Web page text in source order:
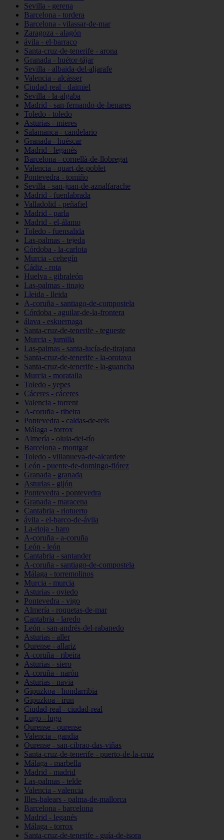
Sevilla - gerena
Barcelona - tordera
Barcelona - vilassar-de-mar
Zaragoza - alagón
ávila - el-barraco
Santa-cruz-de-tenerife - arona
Granada - huétor-tájar
Sevilla - albaida-del-aljarafe
Valencia - alcàsser
Ciudad-real - daimiel
Sevilla - la-algaba
Madrid - san-fernando-de-henares
Toledo - toledo
Asturias - mieres
Salamanca - candelario
Granada - huéscar
Madrid - leganés
Barcelona - cornellà-de-llobregat
Valencia - quart-de-poblet
Pontevedra - tomiño
Sevilla - san-juan-de-aznalfarache
Madrid - fuenlabrada
Valladolid - peñafiel
Madrid - parla
Madrid - el-álamo
Toledo - fuensalida
Las-palmas - tejeda
Córdoba - la-carlota
Murcia - cehegín
Cádiz - rota
Huelva - gibraleón
Las-palmas - tinajo
Lleida - lleida
A-coruña - santiago-de-compostela
Córdoba - aguilar-de-la-frontera
álava - eskuernaga
Santa-cruz-de-tenerife - tegueste
Murcia - jumilla
Las-palmas - santa-lucía-de-tirajana
Santa-cruz-de-tenerife - la-orotava
Santa-cruz-de-tenerife - la-guancha
Murcia - moratalla
Toledo - yepes
Cáceres - cáceres
Valencia - torrent
A-coruña - ribeira
Pontevedra - caldas-de-reis
Málaga - torrox
Almería - olula-del-río
Barcelona - montgat
Toledo - villanueva-de-alcardete
León - puente-de-domingo-flórez
Granada - granada
Asturias - gijón
Pontevedra - pontevedra
Granada - maracena
Cantabria - riotuerto
ávila - el-barco-de-ávila
La-rioja - haro
A-coruña - a-coruña
León - león
Cantabria - santander
A-coruña - santiago-de-compostela
Málaga - torremolinos
Murcia - murcia
Asturias - oviedo
Pontevedra - vigo
Almería - roquetas-de-mar
Cantabria - laredo
León - san-andrés-del-rabanedo
Asturias - aller
Ourense - allariz
A-coruña - ribeira
Asturias - siero
A-coruña - narón
Asturias - navia
Gipuzkoa - hondarribia
Gipuzkoa - irun
Ciudad-real - ciudad-real
Lugo - lugo
Ourense - ourense
Valencia - gandia
Ourense - san-cibrao-das-viñas
Santa-cruz-de-tenerife - puerto-de-la-cruz
Málaga - marbella
Madrid - madrid
Las-palmas - telde
Valencia - valencia
Illes-balears - palma-de-mallorca
Barcelona - barcelona
Madrid - leganés
Málaga - torrox
Santa-cruz-de-tenerife - guía-de-isora